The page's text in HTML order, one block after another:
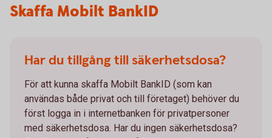
Skaffa Mobilt BankID
Har du tillgång till säkerhetsdosa?
För att kunna skaffa Mobilt BankID (som kan
användas både privat och till företaget) behöver du
först logga in i internetbanken för privatpersoner
med säkerhetsdosa. Har du ingen säkerhetsdosa?